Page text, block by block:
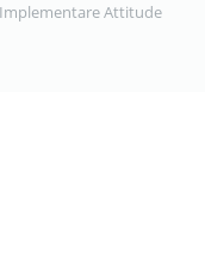
ImplementareAttitude